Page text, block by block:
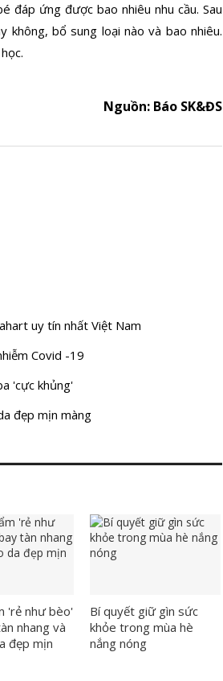
đáp ứng được bao nhiêu nhu cầu. Sau
bổ sung loại nào và bao nhiêu.
Nguồn: Báo SK&ĐS
uy tín nhất Việt Nam
Covid -19
'cực khủng'
đẹp mịn màng
'rẻ như bèo'
nhang và
đẹp mịn
Bí quyết giữ gìn sức
khỏe trong mùa hè
nắng nóng